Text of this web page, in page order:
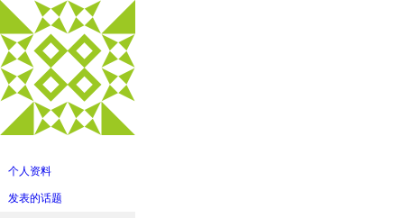
内
容
个人资料
发表的话题